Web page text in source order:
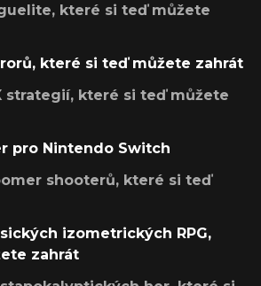
které si teď můžete
které si teď můžete zahrát
strategií, které si teď můžete
pro Nintendo Switch
shooterů, které si teď
izometrických RPG,
zahrát